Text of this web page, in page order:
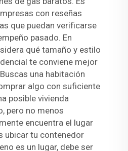
con reseñas
que puedan verificarse
pasado. En
qué tamaño y estilo
te conviene mejor
una habitación
algo con suficiente
posible vivienda
pero no menos
encuentra el lugar
ubicar tu contenedor
es un lugar, debe ser